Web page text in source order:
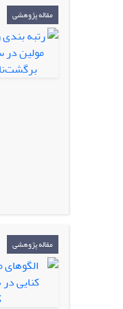
مقاله پژوهشی
مقاله پژوهشی